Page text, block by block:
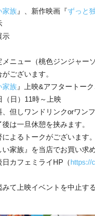
家族 』、新作映画『ずっと
示
メニュー（桃色ジンジャー
ございます。
家族 』上映&アフタートー
（日）11時～上映
、但しワンドリンクorワン
は一旦休憩を挟みます。
よるトークがございます。
家族』を当店でお買い求
カフェミライHP（https://
て上映イベントを中止す